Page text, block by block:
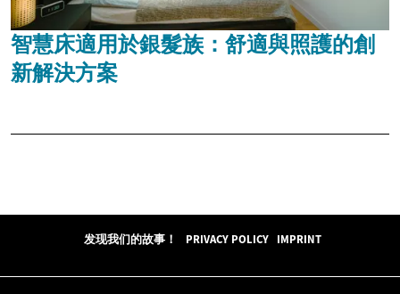
智慧床適用於銀髮族：舒適與照護的創
新解決方案
发现我们的故事！ PRIVACY POLICY IMPRINT